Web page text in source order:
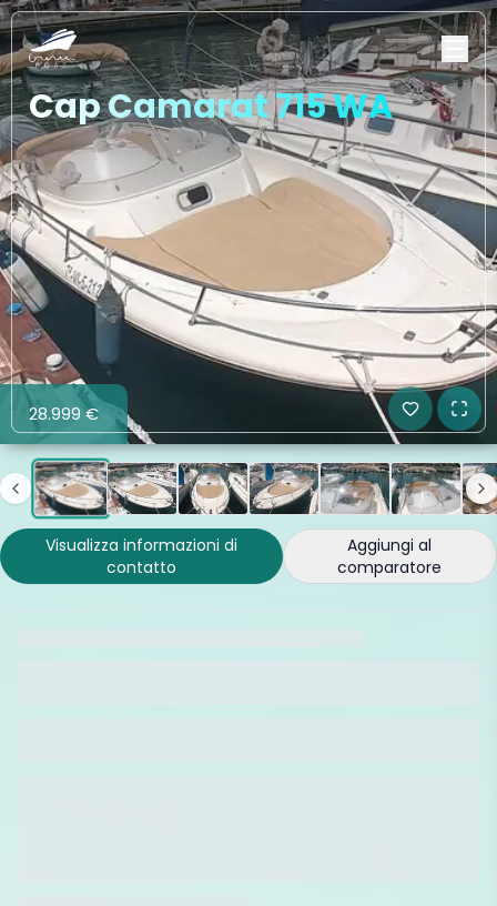
Cap Camarat 715 WA
28.999 €
Visualizza informazioni di
contatto
Aggiungi al
comparatore